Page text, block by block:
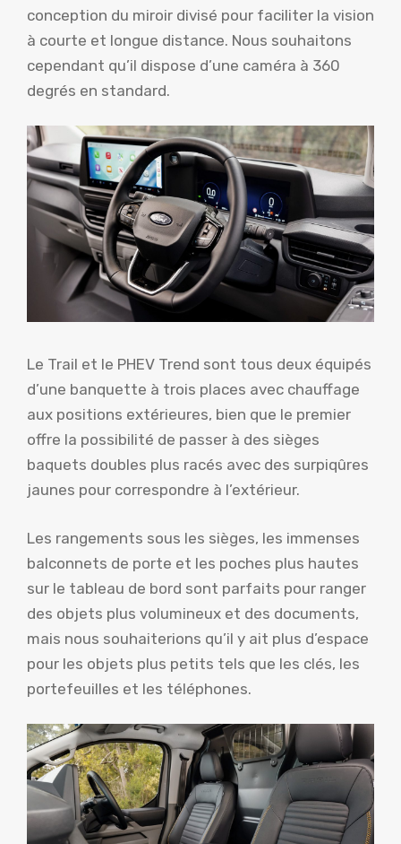
conception du miroir divisé pour faciliter la vision
à courte et longue distance. Nous souhaitons
cependant qu’il dispose d’une caméra à 360
degrés en standard.
Le Trail et le PHEV Trend sont tous deux équipés
d’une banquette à trois places avec chauffage
aux positions extérieures, bien que le premier
offre la possibilité de passer à des sièges
baquets doubles plus racés avec des surpiqûres
jaunes pour correspondre à l’extérieur.
Les rangements sous les sièges, les immenses
balconnets de porte et les poches plus hautes
sur le tableau de bord sont parfaits pour ranger
des objets plus volumineux et des documents,
mais nous souhaiterions qu’il y ait plus d’espace
pour les objets plus petits tels que les clés, les
portefeuilles et les téléphones.